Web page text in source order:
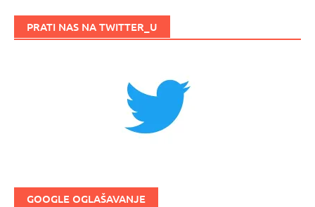
PRATI NAS NA TWITTER_U
GOOGLE OGLAŠAVANJE